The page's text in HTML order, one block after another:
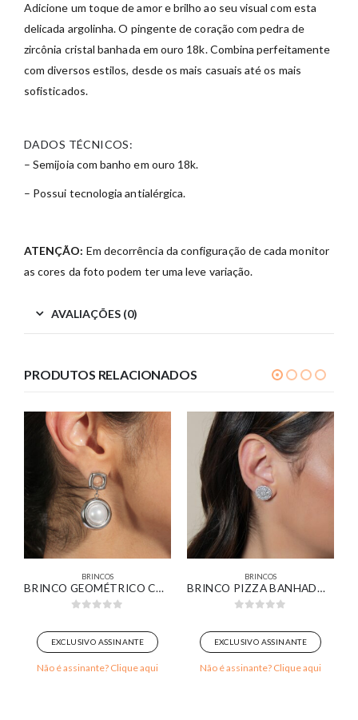
Adicione um toque de amor e brilho ao seu visual com esta
delicada argolinha. O pingente de coração com pedra de
zircônia cristal banhada em ouro 18k. Combina perfeitamente
com diversos estilos, desde os mais casuais até os mais
sofisticados.
DADOS TÉCNICOS:
– Semijoia com banho em ouro 18k.
– Possui tecnologia antialérgica.
ATENÇÃO: Em decorrência da configuração de cada monitor
as cores da foto podem ter uma leve variação.
AVALIAÇÕES (0)
PRODUTOS RELACIONADOS
BRINCOS
BRINCO GEOMÉTRICO COM PÉROLA BANHADO EM OURO BRANCO
EXCLUSIVO ASSINANTE
Não é assinante? Clique aqui
BRINCOS
BRINCO PIZZA BANHADO EM OURO BRANCO
EXCLUSIVO ASSINANTE
Não é assinante? Clique aqui